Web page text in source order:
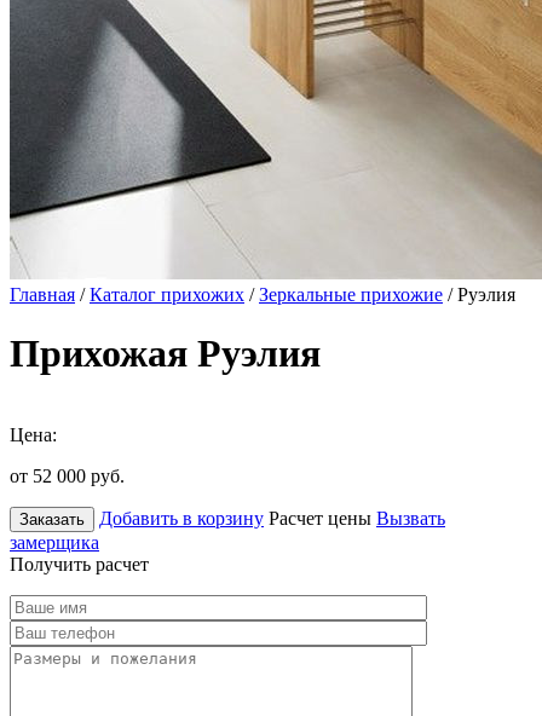
Главная /Каталог прихожих /Зеркальные прихожие / Руэлия
Прихожая Руэлия
Цена:
от 52 000 руб.
Заказать Добавить в корзину Расчет цены Вызвать
замерщика
Получить расчет